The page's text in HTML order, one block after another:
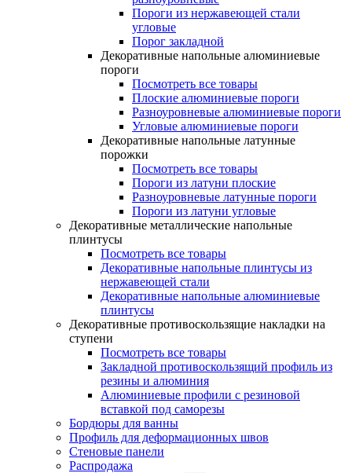
Пороги из нержавеющей стали
угловые
Порог закладной
Декоративные напольные алюминиевые
пороги
Посмотреть все товары
Плоские алюминиевые пороги
Разноуровневые алюминиевые пороги
Угловые алюминиевые пороги
Декоративные напольные латунные
порожки
Посмотреть все товары
Пороги из латуни плоские
Разноуровневые латунные пороги
Пороги из латуни угловые
Декоративные металлические напольные
плинтусы
Посмотреть все товары
Декоративные напольные плинтусы из
нержавеющей стали
Декоративные напольные алюминиевые
плинтусы
Декоративные противоскользящие накладки на
ступени
Посмотреть все товары
Закладной противоскользящий профиль из
резины и алюминия
Алюминиевые профили с резиновой
вставкой под саморезы
Бордюры для ванны
Профиль для деформационных швов
Стеновые панели
Распродажа